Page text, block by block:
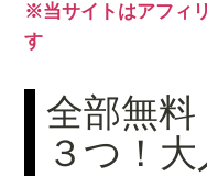
※当サイトはアフィ
す
全部無
３つ！